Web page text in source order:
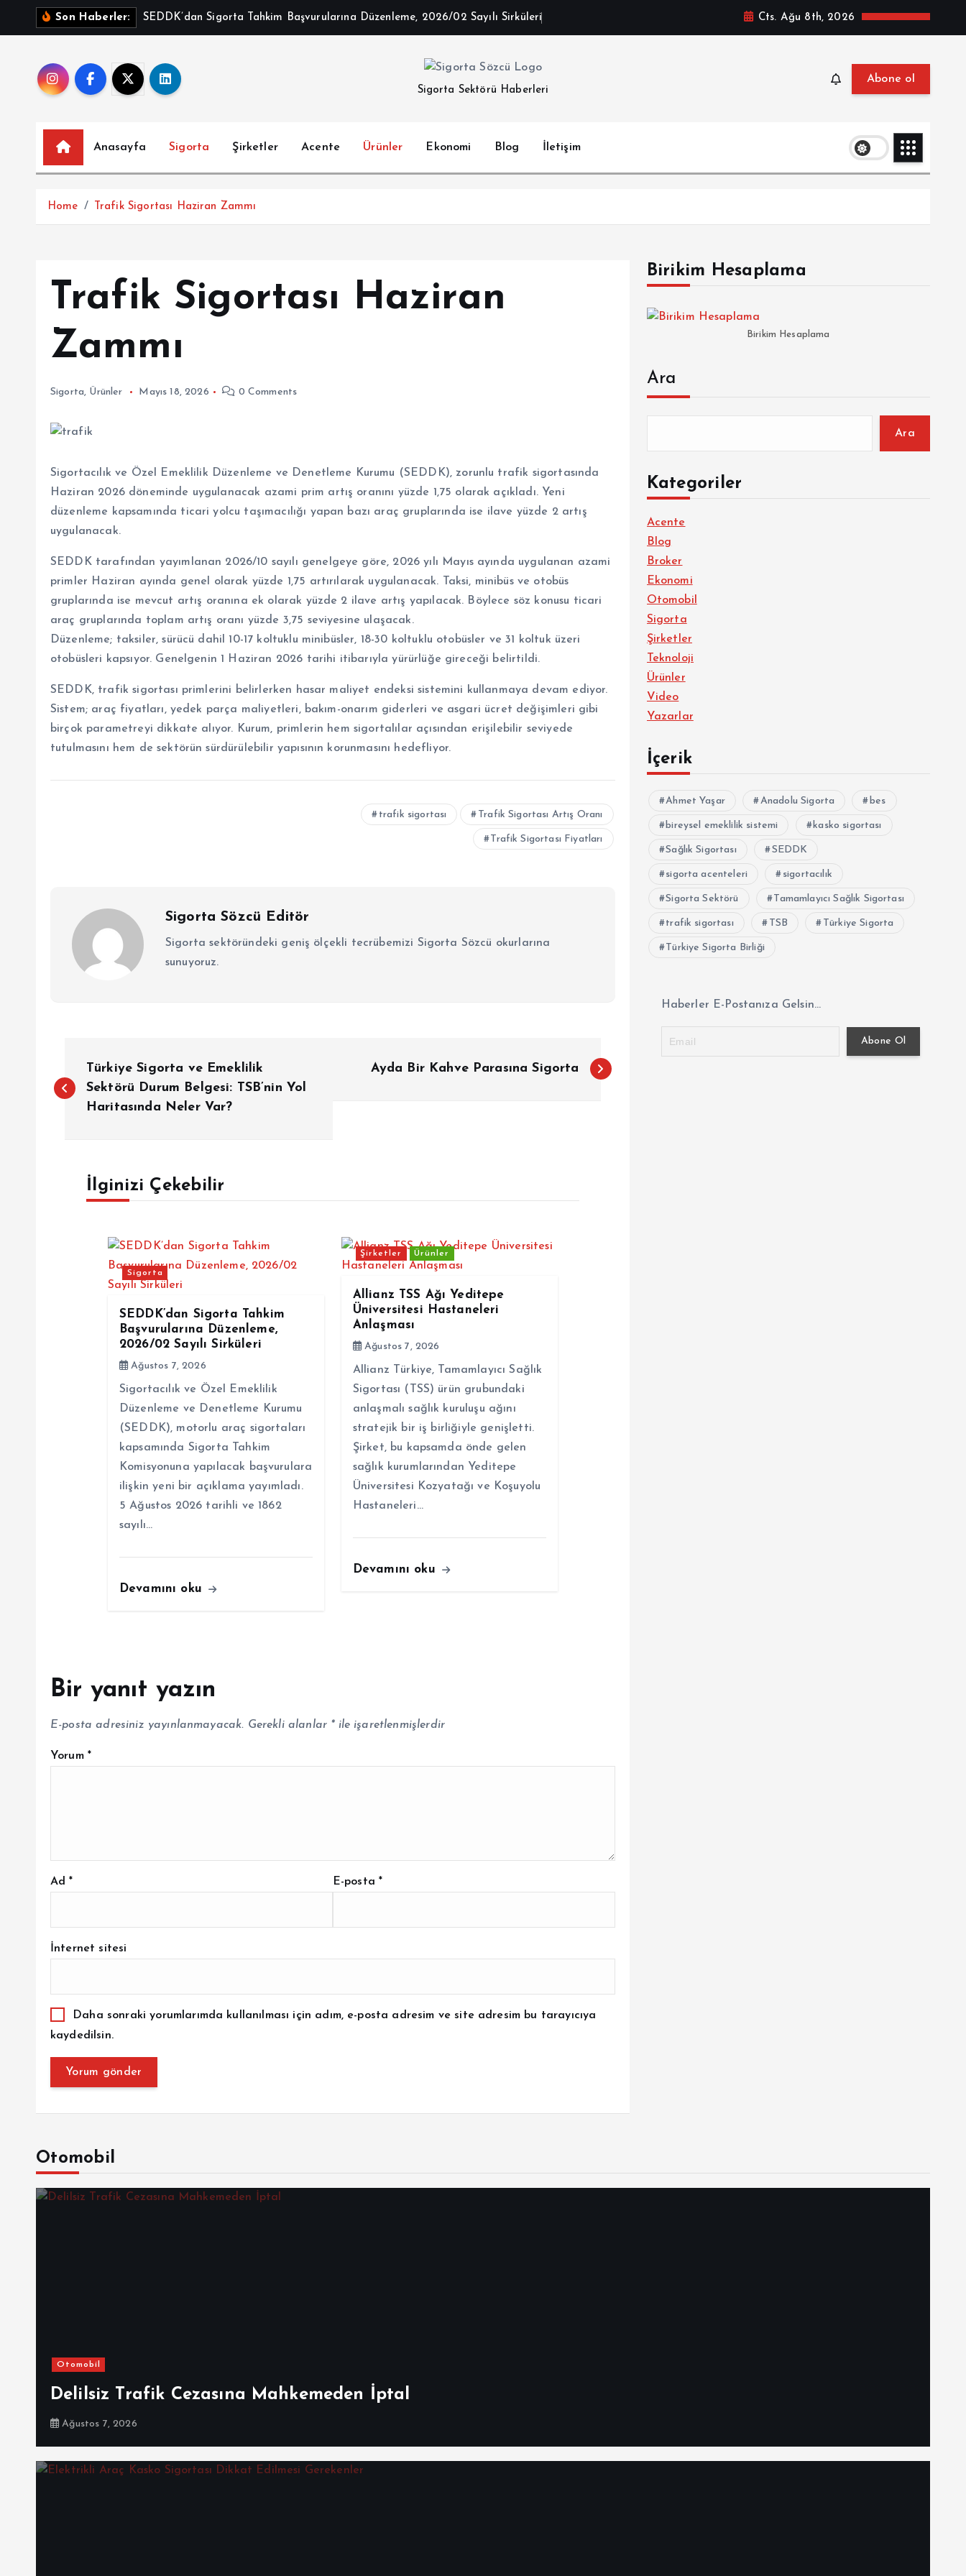
Son Haberler: SEDDK’dan Sigorta Tahkim Başvurularına Düzenleme, 2026/02 Sayılı Sirküleri Cts. Ağu 8th, 2026
Sigorta Sektörü Haberleri
Abone ol
Anasayfa Sigorta Şirketler Acente Ürünler Ekonomi Blog İletişim
Home Trafik Sigortası Haziran Zammı
Trafik Sigortası Haziran
Zammı
Sigorta, Ürünler Mayıs 18, 2026 0 Comments
Sigortacılık ve Özel Emeklilik Düzenleme ve Denetleme Kurumu (SEDDK), zorunlu trafik sigortasında
Haziran 2026 döneminde uygulanacak azami prim artış oranını yüzde 1,75 olarak açıkladı. Yeni
düzenleme kapsamında ticari yolcu taşımacılığı yapan bazı araç gruplarında ise ilave yüzde 2 artış
uygulanacak.
SEDDK tarafından yayımlanan 2026/10 sayılı genelgeye göre, 2026 yılı Mayıs ayında uygulanan azami
primler Haziran ayında genel olarak yüzde 1,75 artırılarak uygulanacak. Taksi, minibüs ve otobüs
gruplarında ise mevcut artış oranına ek olarak yüzde 2 ilave artış yapılacak. Böylece söz konusu ticari
araç gruplarında toplam artış oranı yüzde 3,75 seviyesine ulaşacak.
Düzenleme; taksiler, sürücü dahil 10-17 koltuklu minibüsler, 18-30 koltuklu otobüsler ve 31 koltuk üzeri
otobüsleri kapsıyor. Genelgenin 1 Haziran 2026 tarihi itibarıyla yürürlüğe gireceği belirtildi.
SEDDK, trafik sigortası primlerini belirlerken hasar maliyet endeksi sistemini kullanmaya devam ediyor.
Sistem; araç fiyatları, yedek parça maliyetleri, bakım-onarım giderleri ve asgari ücret değişimleri gibi
birçok parametreyi dikkate alıyor. Kurum, primlerin hem sigortalılar açısından erişilebilir seviyede
tutulmasını hem de sektörün sürdürülebilir yapısının korunmasını hedefliyor.
trafik sigortası Trafik Sigortası Artış Oranı
Trafik Sigortası Fiyatları
Sigorta Sözcü Editör
Sigorta sektöründeki geniş ölçekli tecrübemizi Sigorta Sözcü okurlarına
sunuyoruz.
a
Türkiye Sigorta ve Emeklilik
Sektörü Durum Belgesi: TSB’nin Yol
Haritasında Neler Var?
Ayda Bir Kahve Parasına Sigorta
İlginizi Çekebilir
Sigorta
SEDDK’dan Sigorta Tahkim
Başvurularına Düzenleme,
2026/02 Sayılı Sirküleri
Ağustos 7, 2026
Sigortacılık ve Özel Emeklilik
Düzenleme ve Denetleme Kurumu
(SEDDK), motorlu araç sigortaları
kapsamında Sigorta Tahkim
Komisyonuna yapılacak başvurulara
ilişkin yeni bir açıklama yayımladı.
5 Ağustos 2026 tarihli ve 1862
sayılı…
Devamını oku
Şirketler Ürünler
Allianz TSS Ağı Yeditepe
Üniversitesi Hastaneleri
Anlaşması
Ağustos 7, 2026
Allianz Türkiye, Tamamlayıcı Sağlık
Sigortası (TSS) ürün grubundaki
anlaşmalı sağlık kuruluşu ağını
stratejik bir iş birliğiyle genişletti.
Şirket, bu kapsamda önde gelen
sağlık kurumlarından Yeditepe
Üniversitesi Kozyatağı ve Koşuyolu
Hastaneleri…
Devamını oku
Bir yanıt yazın
E-posta adresiniz yayınlanmayacak. Gerekli alanlar *ile işaretlenmişlerdir
Yorum *
Ad* E-posta*
İnternet sitesi
Daha sonraki yorumlarımda kullanılması için adım, e-posta adresim ve site adresim bu tarayıcıya
kaydedilsin.
Birikim Hesaplama
Birikim Hesaplama
Ara
Ara
Kategoriler
Acente
Blog
Broker
Ekonomi
Otomobil
Sigorta
Şirketler
Teknoloji
Ürünler
Video
Yazarlar
İçerik
Ahmet Yaşar Anadolu Sigorta bes
bireysel emeklilik sistemi kasko sigortası
Sağlık Sigortası SEDDK
sigorta acenteleri sigortacılık
Sigorta Sektörü Tamamlayıcı Sağlık Sigortası
trafik sigortası TSB Türkiye Sigorta
Türkiye Sigorta Birliği
Haberler E-Postanıza Gelsin...
Otomobil
Otomobil
Delilsiz Trafik Cezasına Mahkemeden İptal
Ağustos 7, 2026